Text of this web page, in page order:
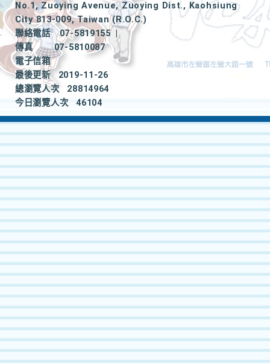
No.1, Zuoying Avenue, Zuoying Dist., Kaohsiung
City 813-009, Taiwan (R.O.C.)
聯絡電話
07-5819155
|
傳真
07-5810087
電子信箱
最後更新
2019-11-26
總瀏覽人次
28814964
今日瀏覽人次
46104